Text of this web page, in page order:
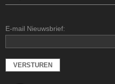
E-mail Nieuwsbrief: